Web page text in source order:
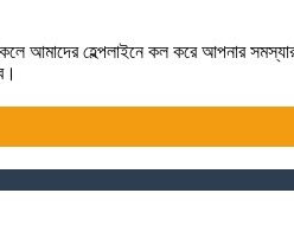
আমাদের হেল্পলাইনে কল করে আপনার